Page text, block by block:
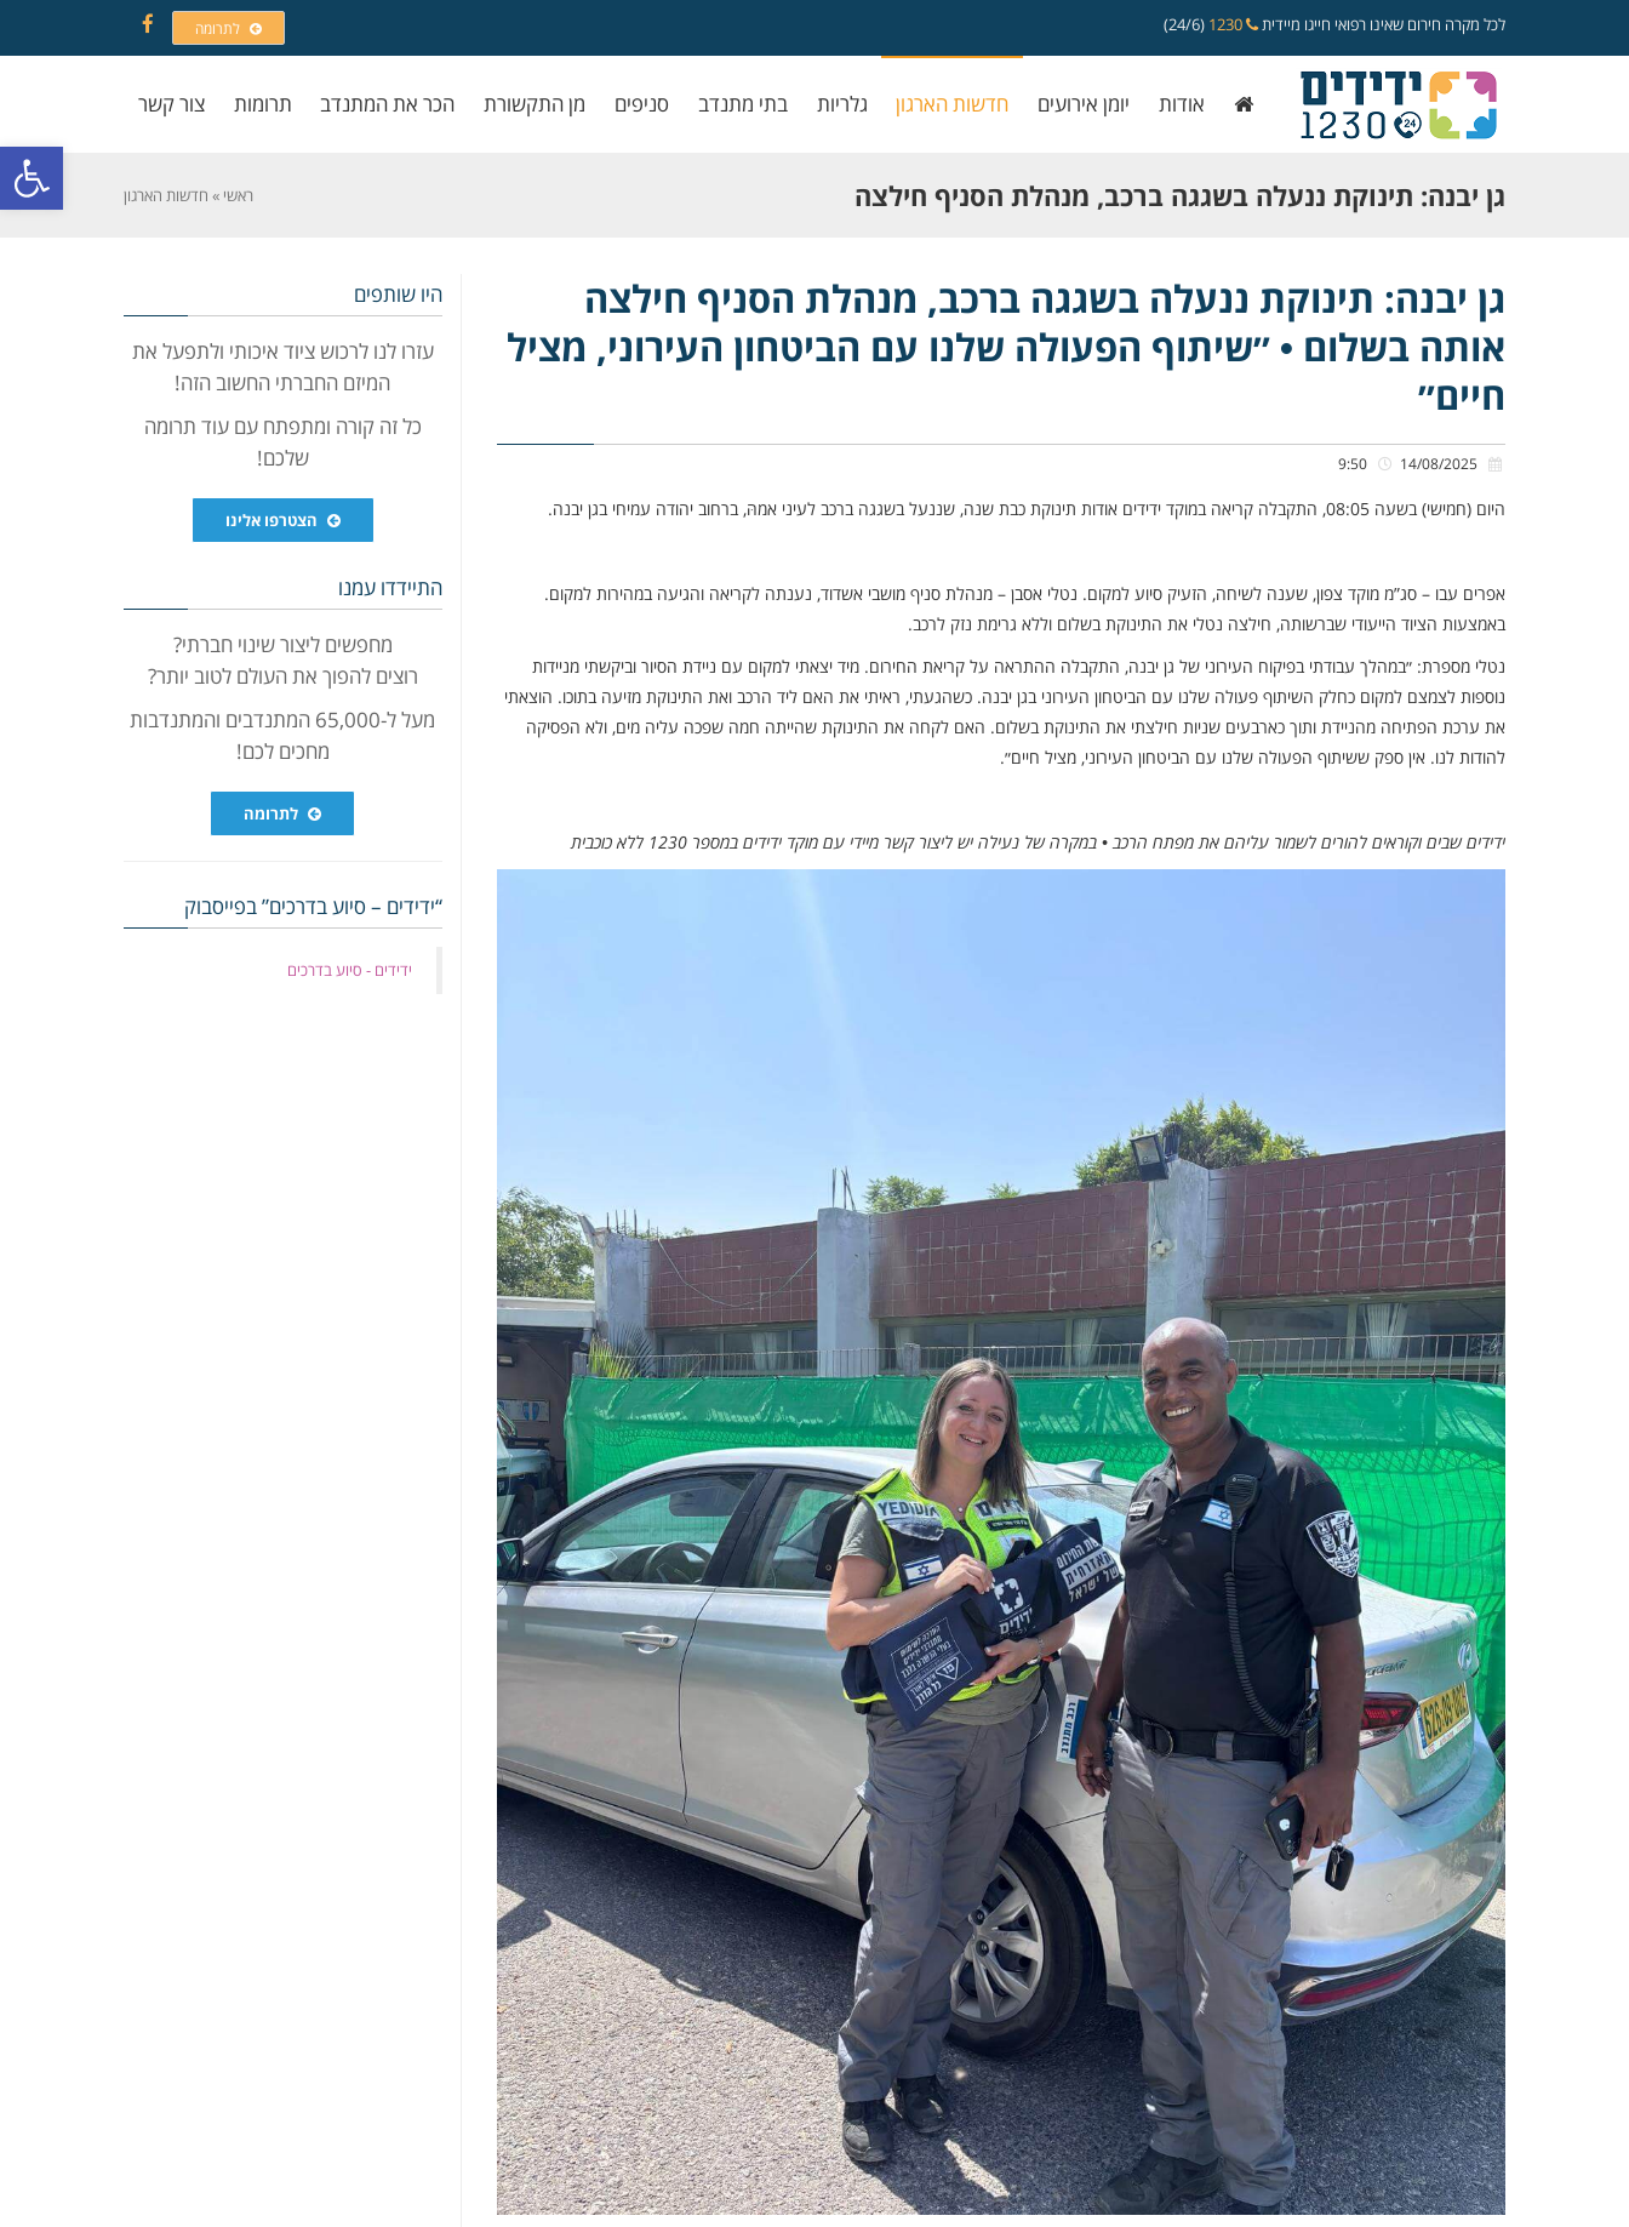
פתח
לכל מקרה חירום שאינו רפואי חייגו מיידית (24/6) לתרומה
Facebook
אודות יומן אירועים חדשות הארגון גלריות בתי מתנדב סניפים מן התקשורת הכר את המתנדב תרומות צור קשר
גן יבנה: תינוקת ננעלה בשגגה ברכב, מנהלת הסניף חילצה
אותה בשלום • ״שיתוף הפעולה שלנו עם הביטחון העירוני,
מציל חיים״
ראשי » חדשות הארגון
גן יבנה: תינוקת ננעלה בשגגה ברכב, מנהלת הסניף חילצה
אותה בשלום • ״שיתוף הפעולה שלנו עם הביטחון העירוני, מציל
חיים״
היום (חמישי) בשעה 08:05, התקבלה קריאה במוקד ידידים אודות תינוקת כבת שנה, שננעל בשגגה ברכב לעיני אמהּ, ברחוב יהודה עמיחי בגן יבנה.
אפרים עבו – סג”מ מוקד צפון, שענה לשיחה, הזעיק סיוע למקום. נטלי אסבן – מנהלת סניף מושבי אשדוד, נענתה לקריאה והגיעה במהירות למקום.
באמצעות הציוד הייעודי שברשותה, חילצה נטלי את התינוקת בשלום וללא גרימת נזק לרכב.
נטלי מספרת: ״במהלך עבודתי בפיקוח העירוני של גן יבנה, התקבלה ההתראה על קריאת החירום. מיד יצאתי למקום עם ניידת הסיור וביקשתי מניידות
נוספות לצמצם למקום כחלק השיתוף פעולה שלנו עם הביטחון העירוני בגן יבנה. כשהגעתי, ראיתי את האם ליד הרכב ואת התינוקת מזיעה בתוכו. הוצאתי
את ערכת הפתיחה מהניידת ותוך כארבעים שניות חילצתי את התינוקת בשלום. האם לקחה את התינוקת שהייתה חמה שפכה עליה מים, ולא הפסיקה
להודות לנו. אין ספק ששיתוף הפעולה שלנו עם הביטחון העירוני, מציל חיים״.
ידידים שבים וקוראים להורים לשמור עליהם את מפתח הרכב • במקרה של נעילה יש ליצור קשר מיידי עם מוקד ידידים במספר 1230 ללא כוכבית
היו שותפים
עזרו לנו לרכוש ציוד איכותי ולתפעל את
המיזם החברתי החשוב הזה!
כל זה קורה ומתפתח עם עוד תרומה
שלכם!
הצטרפו אלינו
התיידדו עמנו
מחפשים ליצור שינוי חברתי?
רוצים להפוך את העולם לטוב יותר?
מעל ל-65,000 המתנדבים והמתנדבות
מחכים לכם!
לתרומה
“ידידים – סיוע בדרכים” בפייסבוק
‏ידידים - סיוע בדרכים